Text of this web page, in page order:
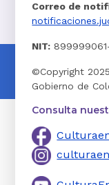
Correo de
NIT:
©Copyright
Gobierno de
Consulta